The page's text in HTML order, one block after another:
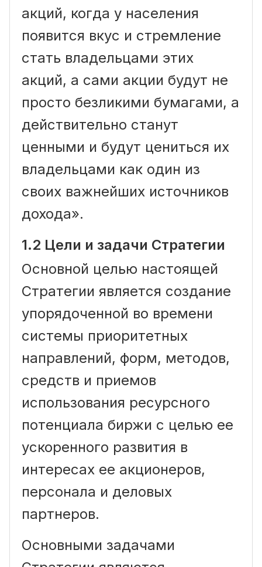
акций, когда у населения
появится вкус и стремление
стать владельцами этих
акций, а сами акции будут не
просто безликими бумагами, а
действительно станут
ценными и будут цениться их
владельцами как один из
своих важнейших источников
дохода».
1.2 Цели и задачи Стратегии
Основной целью настоящей
Стратегии является создание
упорядоченной во времени
системы приоритетных
направлений, форм, методов,
средств и приемов
использования ресурсного
потенциала биржи с целью ее
ускоренного развития в
интересах ее акционеров,
персонала и деловых
партнеров.
Основными задачами